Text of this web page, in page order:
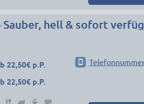
hell & sofort
22,50€ p.P.
22,50€ p.P.